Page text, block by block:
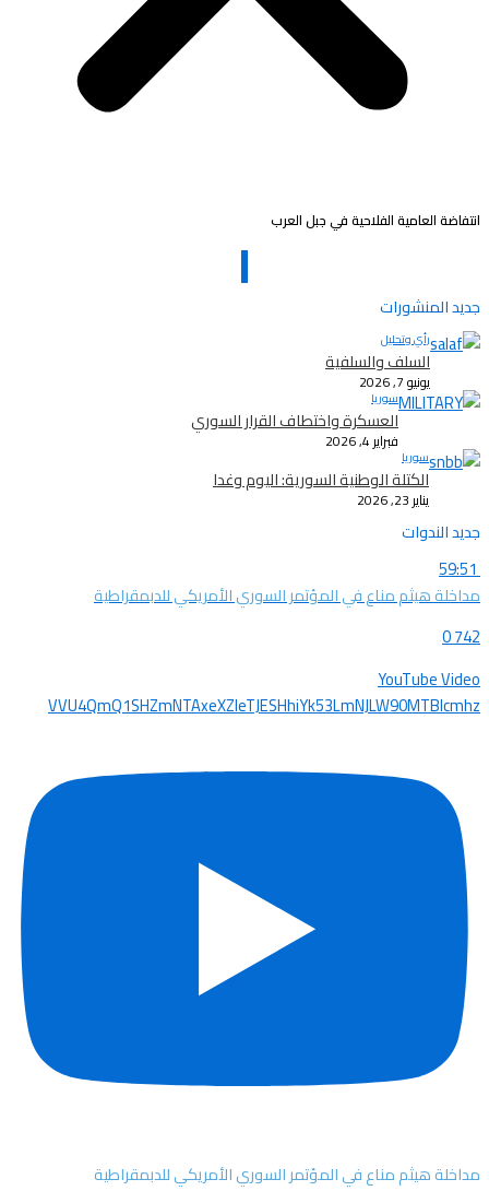
انتفاضة العامية الفلاحية في جبل العرب
جديد المنشورات
رأي وتحليل
السلف والسلفية
يونيو 7, 2026
سوريا
العسكرة واختطاف القرار السوري
فبراير 4, 2026
سوريا
الكتلة الوطنية السورية: اليوم وغدا
يناير 23, 2026
جديد الندوات
59:51
مداخلة هيثم مناع في المؤتمر السوري الأمريكي للدبمقراطية
742
0
YouTube Video
VVU4QmQ1SHZmNTAxeXZleTJESHhiYk53LmNJLW90MTBIcmhz
مداخلة هيثم مناع في المؤتمر السوري الأمريكي للدبمقراطية